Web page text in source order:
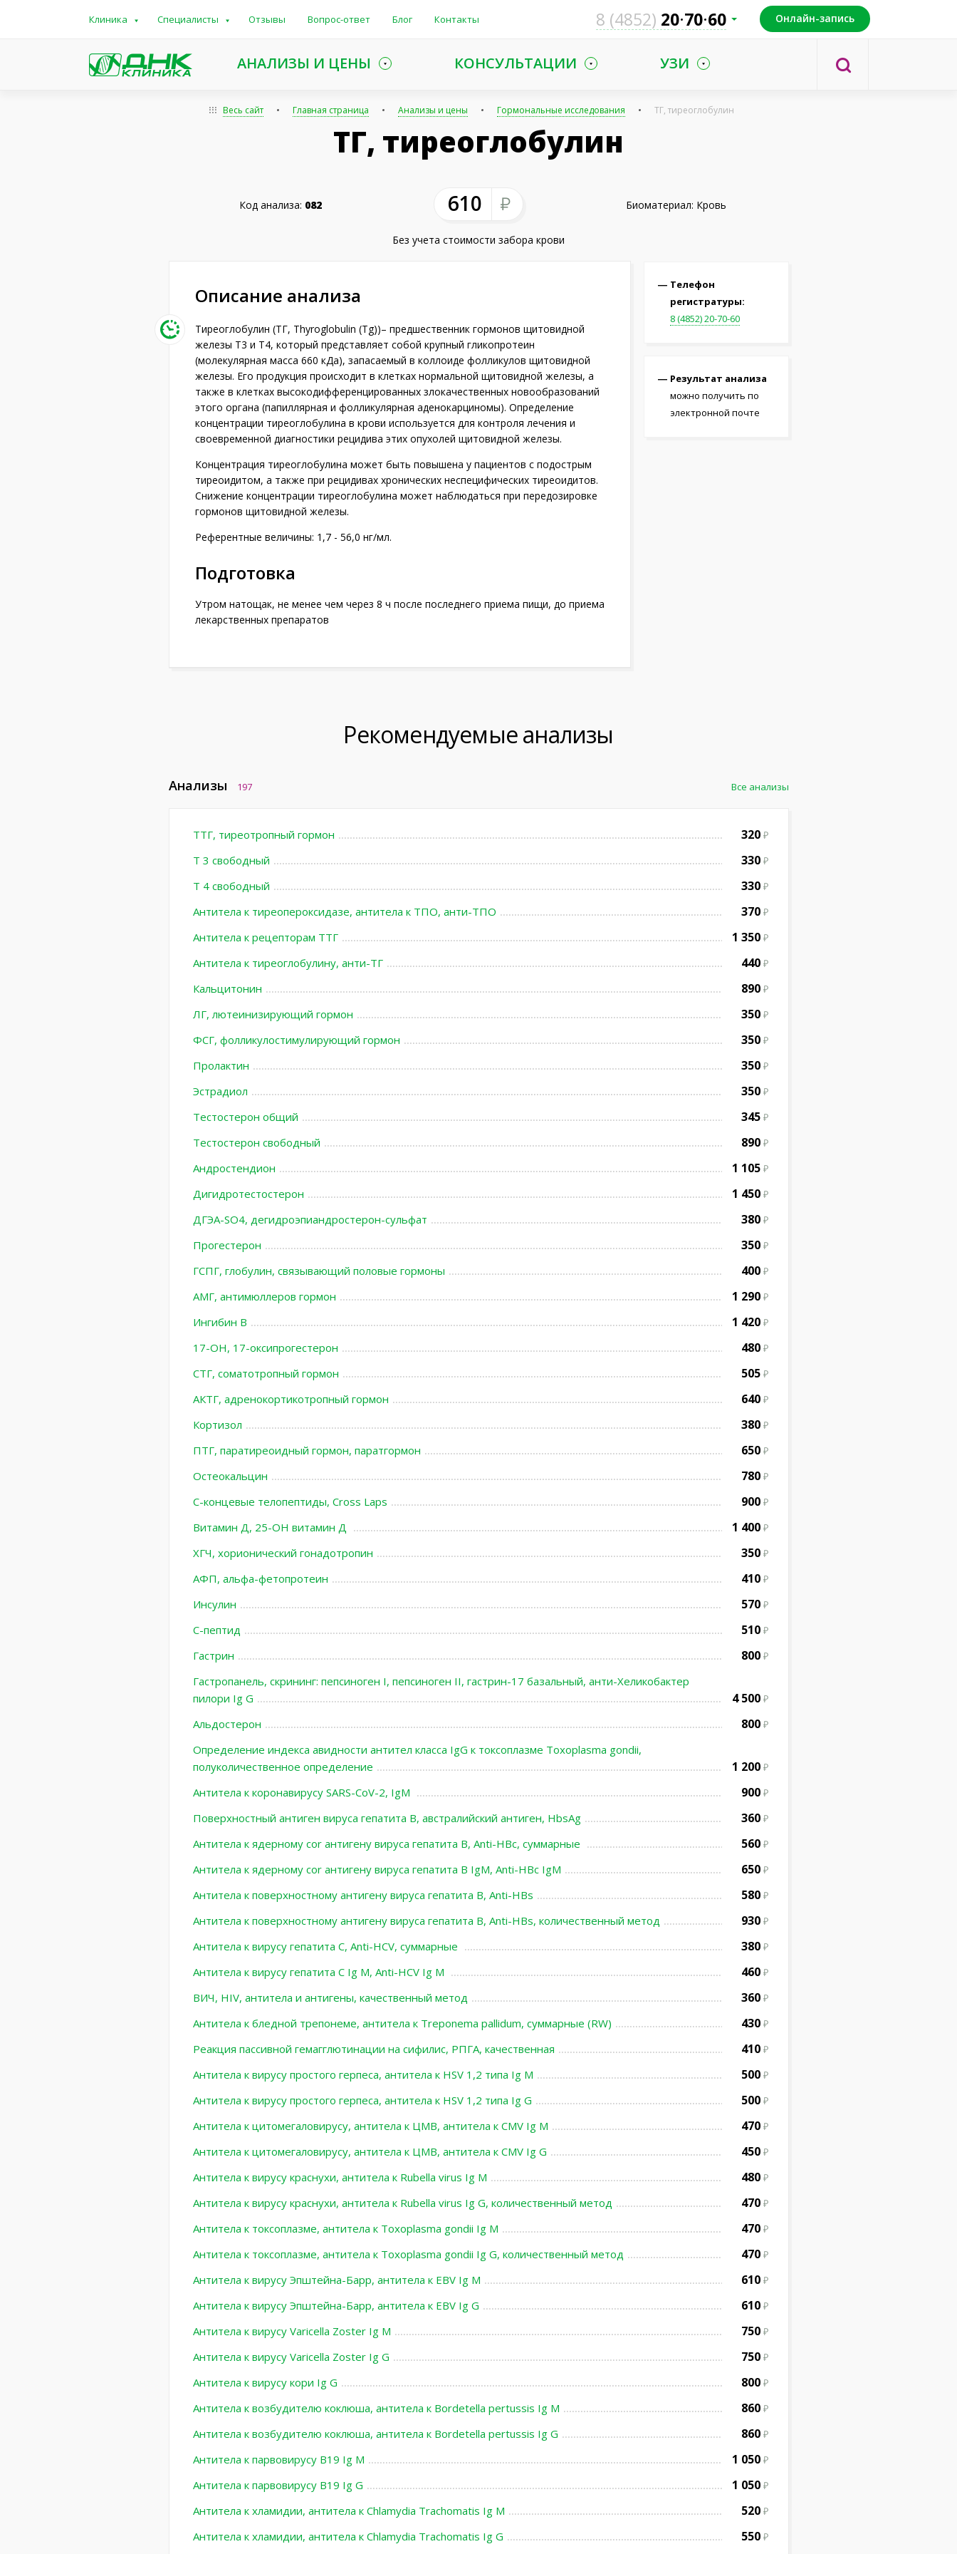
Клиника Специалисты Отзывы Вопрос-ответ Блог Контакты Онлайн-запись
8 (4852) 20 70 60
АНАЛИЗЫ И ЦЕНЫ КОНСУЛЬТАЦИИ УЗИ
Весь сайт Главная страница Анализы и цены Гормональные исследования ТГ, тиреоглобулин
ТГ, тиреоглобулин
Код анализа: 082 610 Биоматериал: Кровь
Без учета стоимости забора крови
Описание анализа
Тиреоглобулин (ТГ, Thyroglobulin (Tg))– предшественник гормонов щитовидной
железы Т3 и Т4, который представляет собой крупный гликопротеин
(молекулярная масса 660 кДа), запасаемый в коллоиде фолликулов щитовидной
железы. Его продукция происходит в клетках нормальной щитовидной железы, а
также в клетках высокодифференцированных злокачественных новообразований
этого органа (папиллярная и фолликулярная аденокарциномы). Определение
концентрации тиреоглобулина в крови используется для контроля лечения и
своевременной диагностики рецидива этих опухолей щитовидной железы.
Концентрация тиреоглобулина может быть повышена у пациентов с подострым
тиреоидитом, а также при рецидивах хронических неспецифических тиреоидитов.
Снижение концентрации тиреоглобулина может наблюдаться при передозировке
гормонов щитовидной железы.
Референтные величины: 1,7 - 56,0 нг/мл.
Подготовка
Утром натощак, не менее чем через 8 ч после последнего приема пищи, до приема
лекарственных препаратов
Телефон
регистратуры:
8 (4852) 20-70-60
Результат анализа
можно получить по
электронной почте
Рекомендуемые анализы
Анализы 197 Все анализы
ТТГ, тиреотропный гормон 320
Т 3 свободный 330
Т 4 свободный 330
Антитела к тиреопероксидазе, антитела к ТПО, анти-ТПО 370
Антитела к рецепторам ТТГ 1 350
Антитела к тиреоглобулину, анти-ТГ 440
Кальцитонин 890
ЛГ, лютеинизирующий гормон 350
ФСГ, фолликулостимулирующий гормон 350
Пролактин 350
Эстрадиол 350
Тестостерон общий 345
Тестостерон свободный 890
Андростендион 1 105
Дигидротестостерон 1 450
ДГЭА-SO4, дегидроэпиандростерон-сульфат 380
Прогестерон 350
ГСПГ, глобулин, связывающий половые гормоны 400
АМГ, антимюллеров гормон 1 290
Ингибин В 1 420
17-ОН, 17-оксипрогестерон 480
СТГ, соматотропный гормон 505
АКТГ, адренокортикотропный гормон 640
Кортизол 380
ПТГ, паратиреоидный гормон, паратгормон 650
Остеокальцин 780
С-концевые телопептиды, Cross Laps 900
Витамин Д, 25-ОН витамин Д 1 400
ХГЧ, хорионический гонадотропин 350
АФП, альфа-фетопротеин 410
Инсулин 570
С-пептид 510
Гастрин 800
Гастропанель, скрининг: пепсиноген I, пепсиноген II, гастрин-17 базальный, анти-Хеликобактер
пилори Ig G
4 500
Альдостерон 800
Определение индекса авидности антител класса IgG к токсоплазме Toxoplasma gondii,
полуколичественное определение
1 200
Антитела к коронавирусу SARS-CoV-2, IgМ 900
Поверхностный антиген вируса гепатита В, австралийский антиген, HbsAg 360
Антитела к ядерному cor антигену вируса гепатита В, Anti-HBc, суммарные 560
Антитела к ядерному cor антигену вируса гепатита В IgM, Anti-HBc IgM 650
Антитела к поверхностному антигену вируса гепатита В, Anti-HBs 580
Антитела к поверхностному антигену вируса гепатита В, Anti-HBs, количественный метод 930
Антитела к вирусу гепатита С, Anti-HCV, суммарные 380
Антитела к вирусу гепатита С Ig M, Anti-HCV Ig M 460
ВИЧ, HIV, антитела и антигены, качественный метод 360
Антитела к бледной трепонеме, антитела к Treponema pallidum, суммарные (RW) 430
Реакция пассивной гемагглютинации на сифилис, РПГА, качественная 410
Антитела к вирусу простого герпеса, антитела к HSV 1,2 типа Ig М 500
Антитела к вирусу простого герпеса, антитела к HSV 1,2 типа Ig G 500
Антитела к цитомегаловирусу, антитела к ЦМВ, антитела к СMV Ig М 470
Антитела к цитомегаловирусу, антитела к ЦМВ, антитела к СMV Ig G 450
Антитела к вирусу краснухи, антитела к Rubella virus Ig M 480
Антитела к вирусу краснухи, антитела к Rubella virus Ig G, количественный метод 470
Антитела к токсоплазме, антитела к Toxoplasma gondii Ig M 470
Антитела к токсоплазме, антитела к Toxoplasma gondii Ig G, количественный метод 470
Антитела к вирусу Эпштейна-Барр, антитела к EBV Ig M 610
Антитела к вирусу Эпштейна-Барр, антитела к EBV Ig G 610
Антитела к вирусу Varicella Zoster Ig M 750
Антитела к вирусу Varicella Zoster Ig G 750
Антитела к вирусу кори Ig G 800
Антитела к возбудителю коклюша, антитела к Bordetella pertussis Ig M 860
Антитела к возбудителю коклюша, антитела к Bordetella pertussis Ig G 860
Антитела к парвовирусу В19 Ig M 1 050
Антитела к парвовирусу В19 Ig G 1 050
Антитела к хламидии, антитела к Chlamydia Trachomatis Ig M 520
Антитела к хламидии, антитела к Chlamydia Trachomatis Ig G 550